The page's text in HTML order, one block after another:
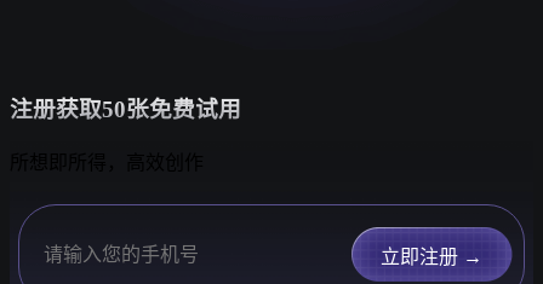
注册获取50张免费试用
立即注册 →